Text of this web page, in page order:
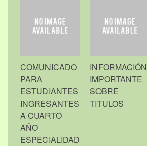
COMUNICADO
PARA
ESTUDIANTES
INGRESANTES
A CUARTO
AÑO
ESPECIALIDAD
INFORMACIÓN
IMPORTANTE
SOBRE
TITULOS